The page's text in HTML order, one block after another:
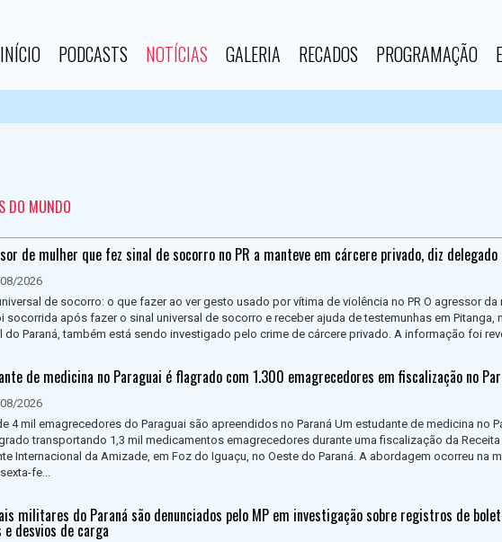
INÍCIO PODCASTS NOTÍCIAS GALERIA RECADOS PROGRAMAÇÃO
DO MUNDO
de mulher que fez sinal de socorro no PR a manteve em cárcere privado, diz delegado
2026
de socorro: o que fazer ao ver gesto usado por vítima de violência no PR O agressor da
socorrida após fazer o sinal universal de socorro e receber ajuda de testemunhas em Pitanga,
do Paraná, também está sendo investigado pelo crime de cárcere privado. A informação foi
de medicina no Paraguai é flagrado com 1.300 emagrecedores em fiscalização no
2026
4 mil emagrecedores do Paraguai são apreendidos no Paraná Um estudante de medicina no
transportando 1,3 mil medicamentos emagrecedores durante uma fiscalização da Receita
Internacional da Amizade, em Foz do Iguaçu, no Oeste do Paraná. A abordagem ocorreu na
fe...
militares do Paraná são denunciados pelo MP em investigação sobre registros de
desvios de carga